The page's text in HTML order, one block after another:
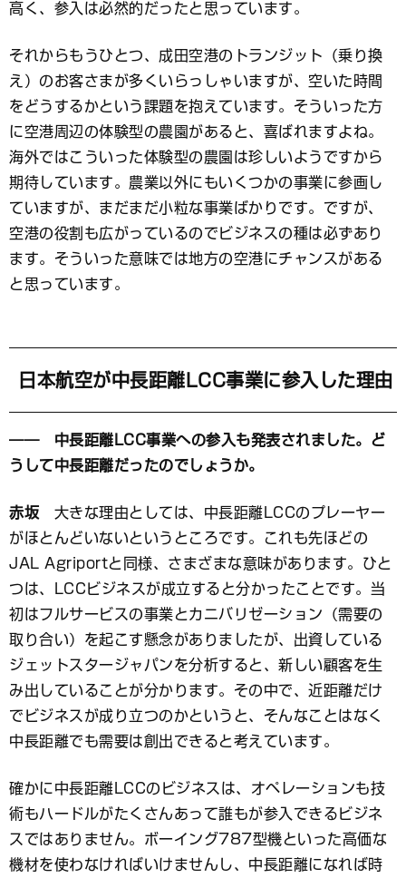
高く、参入は必然的だったと思っています。
それからもうひとつ、成田空港のトランジット（乗り換
え）のお客さまが多くいらっしゃいますが、空いた時間
をどうするかという課題を抱えています。そういった方
に空港周辺の体験型の農園があると、喜ばれますよね。
海外ではこういった体験型の農園は珍しいようですから
期待しています。農業以外にもいくつかの事業に参画し
ていますが、まだまだ小粒な事業ばかりです。ですが、
空港の役割も広がっているのでビジネスの種は必ずあり
ます。そういった意味では地方の空港にチャンスがある
と思っています。
日本航空が中長距離LCC事業に参入した理由
―― 中長距離LCC事業への参入も発表されました。ど
うして中長距離だったのでしょうか。
赤坂 大きな理由としては、中長距離LCCのプレーヤー
がほとんどいないというところです。これも先ほどの
JAL Agriportと同様、さまざまな意味があります。ひと
つは、LCCビジネスが成立すると分かったことです。当
初はフルサービスの事業とカニバリゼーション（需要の
取り合い）を起こす懸念がありましたが、出資している
ジェットスタージャパンを分析すると、新しい顧客を生
み出していることが分かります。その中で、近距離だけ
でビジネスが成り立つのかというと、そんなことはなく
中長距離でも需要は創出できると考えています。
確かに中長距離LCCのビジネスは、オペレーションも技
術もハードルがたくさんあって誰もが参入できるビジネ
スではありません。ボーイング787型機といった高価な
機材を使わなければいけませんし、中長距離になれば時